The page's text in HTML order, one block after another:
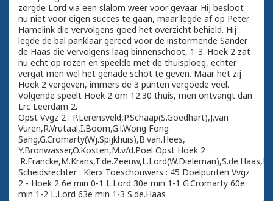
zorgde Lord via een slalom weer voor gevaar. Hij besloot
nu niet voor eigen succes te gaan, maar legde af op Peter
Hamelink die vervolgens goed het overzicht behield. Hij
legde de bal panklaar gereed voor de instormende Sander
de Haas die vervolgens laag binnenschoot, 1-3. Hoek 2 zat
nu echt op rozen en speelde met de thuisploeg, echter
vergat men wel het genade schot te geven. Maar het zij
Hoek 2 vergeven, immers de 3 punten vergoede veel.
Volgende speelt Hoek 2 om 12.30 thuis, men ontvangt dan
Lrc Leerdam 2.
Opst Vvgz 2 : P.Lerensveld,P.Schaap(S.Goedhart),J.van
Vuren,R.Vrutaal,I.Boom,G.l.Wong Fong
Sang,G.Cromarty(Wj.Spijkhuis),B.van.Hees,
Y.Bronwasser,O.Kosten,M.v/d.Poel Opst Hoek 2
Scheidsrechter : Klerx Toeschouwers : 45 Doelpunten Vvgz
2 - Hoek 2 6e min 0-1 L.Lord 30e min 1-1 G.Cromarty 60e
min 1-2 L.Lord 63e min 1-3 S.de.Haas